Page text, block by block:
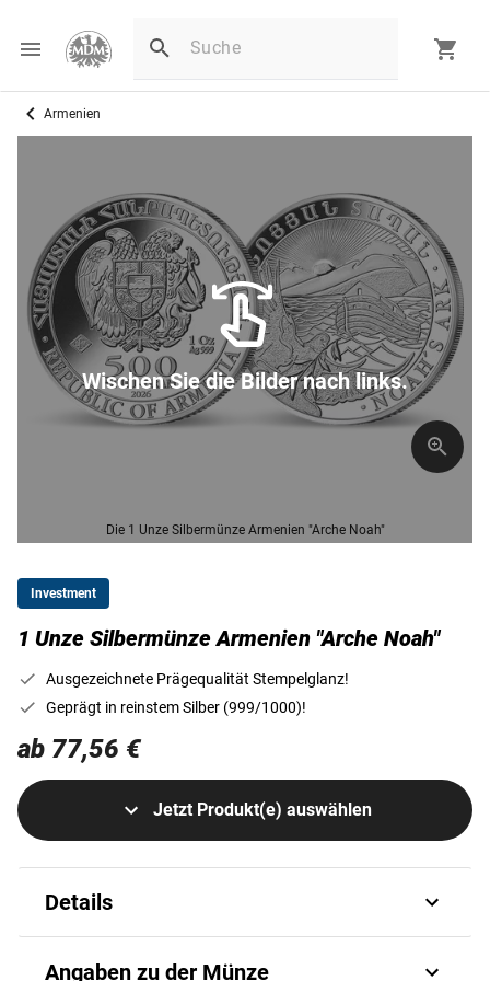
Armenien
Die 1 Unze Silbermünze Armenien "Arche Noah"
Wischen Sie die Bilder nach links.
Investment
1 Unze Silbermünze Armenien "Arche Noah"
Ausgezeichnete Prägequalität Stempelglanz!
Geprägt in reinstem Silber (999/1000)!
ab 77,56 €
Jetzt Produkt(e) auswählen
Details
Silber (999/1000) in ausgezeichneter Prägequalität
Angaben zu der Münze